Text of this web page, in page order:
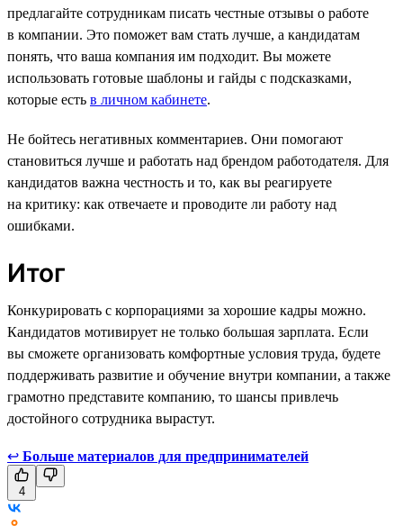
предлагайте сотрудникам писать честные отзывы о работе
в компании. Это поможет вам стать лучше, а кандидатам
понять, что ваша компания им подходит. Вы можете
использовать готовые шаблоны и гайды с подсказками,
которые есть в личном кабинете.
Не бойтесь негативных комментариев. Они помогают
становиться лучше и работать над брендом работодателя. Для
кандидатов важна честность и то, как вы реагируете
на критику: как отвечаете и проводите ли работу над
ошибками.
Итог
Конкурировать с корпорациями за хорошие кадры можно.
Кандидатов мотивирует не только большая зарплата. Если
вы сможете организовать комфортные условия труда, будете
поддерживать развитие и обучение внутри компании, а также
грамотно представите компанию, то шансы привлечь
достойного сотрудника вырастут.
↩ Больше материалов для предпринимателей
4